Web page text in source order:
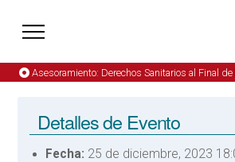
Asesoramiento: Derechos Sanitarios al Final de
Detalles de Evento
Fecha: 25 de diciembre, 2023